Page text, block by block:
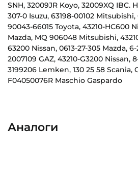
SNH, 32009JR Koyo, 32009XQ IBC.
307-0 Isuzu, 63198-00102
90043-66015 Toyota, 43210-HC600
Mazda, MQ 906048 Mitsubishi,
63200 Nissan, 0613-27-305 Mazda,
2007109 GAZ, 43210-G3200 Nissan,
3199206 Lemken, 130 25 58 Scania,
F04050076R Maschio Gaspardo
Наружный диаметр (D):
Категория:
Аналоги